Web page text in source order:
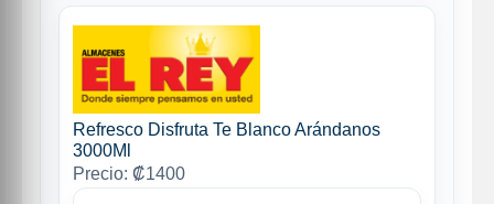
Refresco Disfruta Te Blanco Arándanos
3000Ml
Precio: ₡1400